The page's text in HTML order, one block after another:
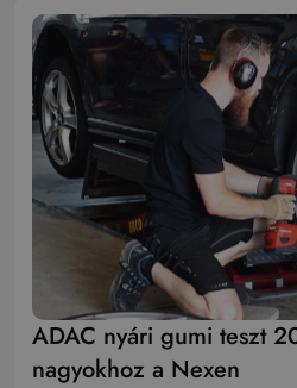
ADAC nyári gumi teszt
nagyokhoz a Nexen